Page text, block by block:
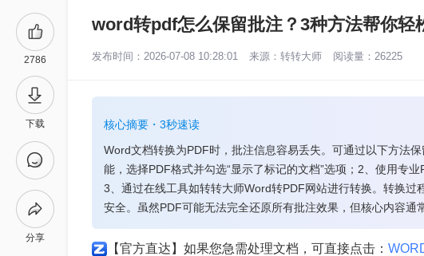
2786
下载
分享
word转pdf怎么保留批注？3种方法帮你轻
发布时间：2026-07-08 10:28:01 来源： 转转大师 阅读量：26225
核心摘要・3秒速读
Word文档转换为PDF时，批注信息容易丢失。可通过以下方法
能，选择PDF格式并勾选“显示了标记的文档”选项；2、使用专
3、通过在线工具如转转大师Word转PDF网站进行转换。转换过
安全。虽然PDF可能无法完全还原所有批注效果，但核心内容通
【官方直达】如果您急需处理文档，可直接点击：